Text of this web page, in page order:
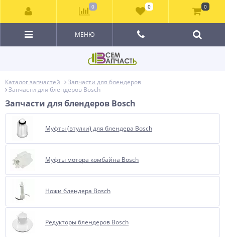
МЕНЮ
Каталог запчастей
Запчасти для блендеров
Запчасти для блендеров Bosch
Запчасти для блендеров Bosch
Муфты (втулки) для блендера Bosch
Муфты мотора комбайна Bosch
Ножи блендера Bosch
Редукторы блендеров Bosch
0 0 0